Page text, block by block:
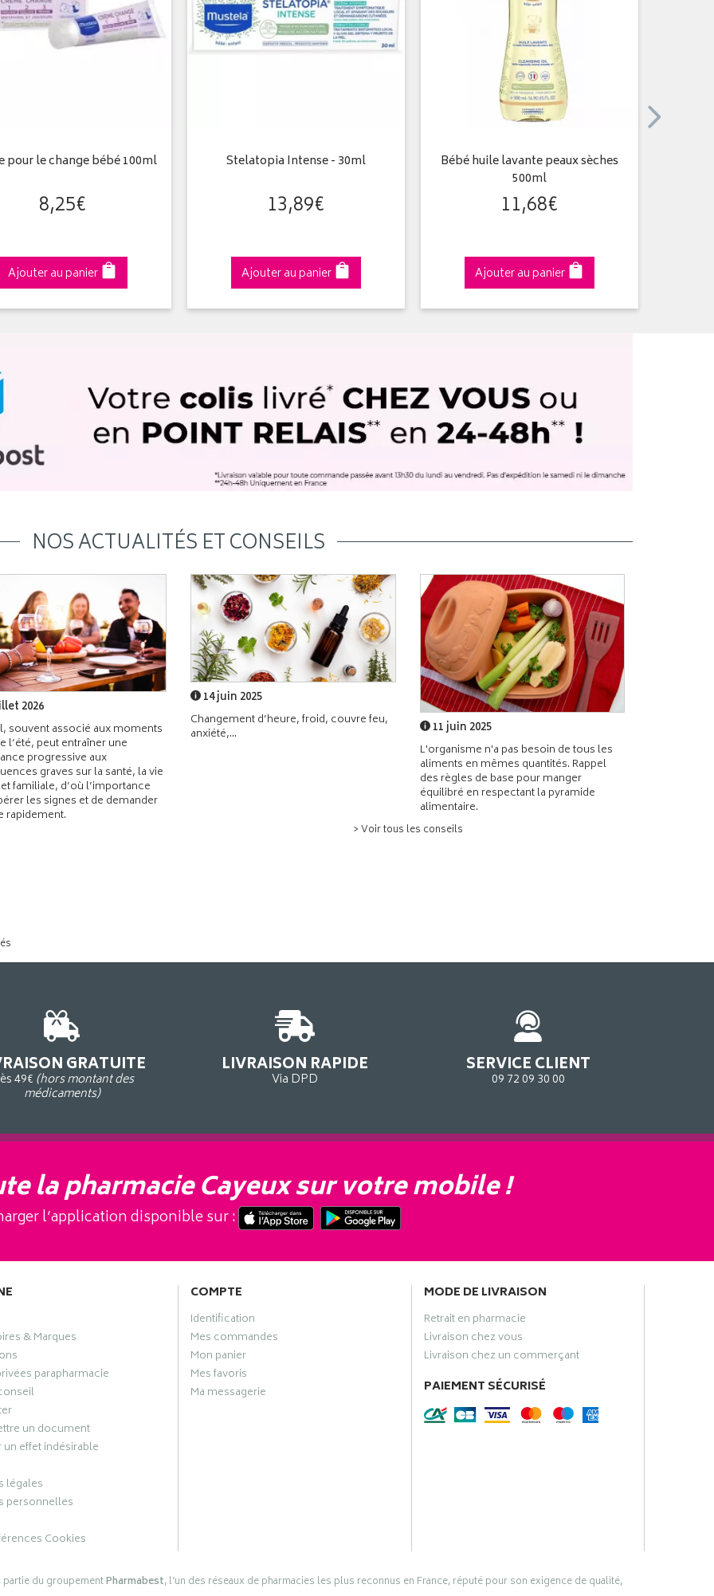
pour le change bébé 100ml
8,25€
Ajouter au panier
Stelatopia Intense - 30ml
13,89€
Ajouter au panier
Bébé huile lavante peaux sèches
500ml
11,68€
Ajouter au panier
NOS ACTUALITÉS ET CONSEILS
2026
souvent associé aux moments
l’été, peut entraîner une
progressive aux
graves sur la santé, la vie
familiale, d’où l’importance
les signes et de demander
rapidement.
14 juin 2025
Changement d’heure, froid, couvre feu,
anxiété,...
11 juin 2025
L'organisme n'a pas besoin de tous les
aliments en mêmes quantités. Rappel
des règles de base pour manger
équilibré en respectant la pyramide
alimentaire.
> Voir tous les conseils
GRATUITE
49€(hors montant des
médicaments)
LIVRAISON RAPIDE
Via DPD
SERVICE CLIENT
09 72 09 30 00
la pharmacie Cayeux sur votre mobile !
l’application disponible sur :
& Marques
parapharmacie
un document
effet indésirable
légales
personnelles
Cookies
COMPTE
Identification
Mes commandes
Mon panier
Mes favoris
Ma messagerie
MODE DE LIVRAISON
Retrait en pharmacie
Livraison chez vous
Livraison chez un commerçant
PAIEMENT SÉCURISÉ
du groupementPharmabest, l’un des réseaux de pharmacies les plus reconnus en France, réputé pour son exigence de qualité,